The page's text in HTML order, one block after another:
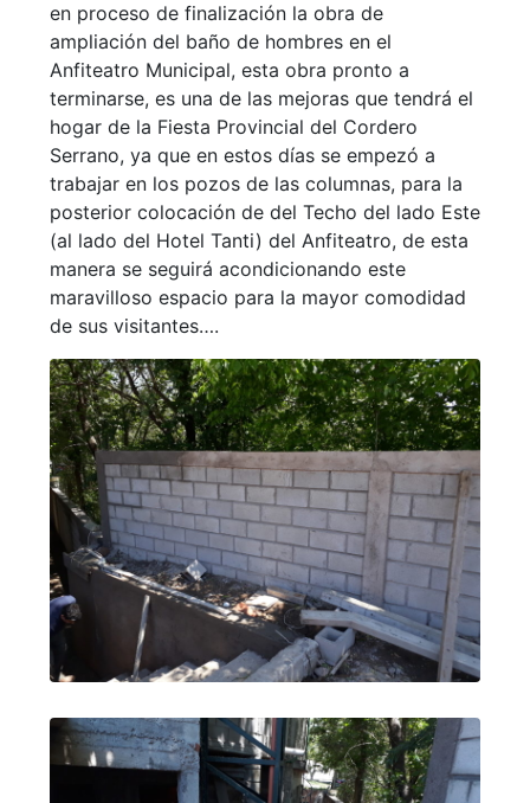
en proceso de finalización la obra de
ampliación del baño de hombres en el
Anfiteatro Municipal, esta obra pronto a
terminarse, es una de las mejoras que tendrá el
hogar de la Fiesta Provincial del Cordero
Serrano, ya que en estos días se empezó a
trabajar en los pozos de las columnas, para la
posterior colocación de del Techo del lado Este
(al lado del Hotel Tanti) del Anfiteatro, de esta
manera se seguirá acondicionando este
maravilloso espacio para la mayor comodidad
de sus visitantes….